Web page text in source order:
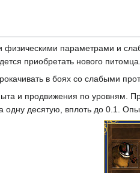
параметрами и
приобретать нового питомца.
в боях со слабыми
и продвижения по уровням.
одну десятую, вплоть до 0.1.